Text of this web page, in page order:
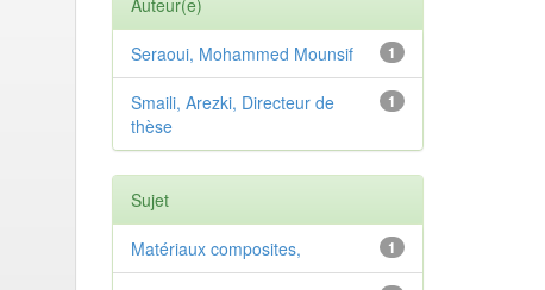
Auteur(e)
1
Seraoui, Mohammed Mounsif
1
Smaili, Arezki, Directeur de
thèse
Sujet
1
Matériaux composites,